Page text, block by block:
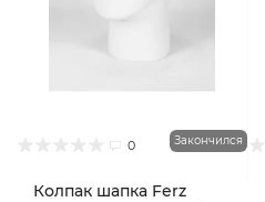
0 Закончился
Колпак шапка Ferz